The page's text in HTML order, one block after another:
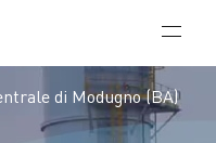
di Modugno (BA)